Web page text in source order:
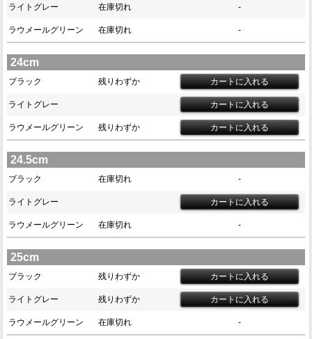
ライトグレー 在庫切れ -
ラウメールグリーン 在庫切れ -
24cm
ブラック 残りわずか
ライトグレー
ラウメールグリーン 残りわずか
24.5cm
ブラック 在庫切れ -
ライトグレー
ラウメールグリーン 在庫切れ -
25cm
ブラック 残りわずか
ライトグレー 残りわずか
ラウメールグリーン 在庫切れ -